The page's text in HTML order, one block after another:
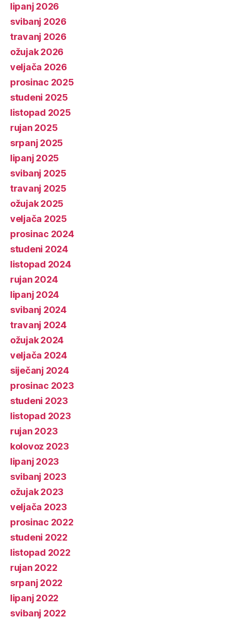
lipanj 2026
svibanj 2026
travanj 2026
ožujak 2026
veljača 2026
prosinac 2025
studeni 2025
listopad 2025
rujan 2025
srpanj 2025
lipanj 2025
svibanj 2025
travanj 2025
ožujak 2025
veljača 2025
prosinac 2024
studeni 2024
listopad 2024
rujan 2024
lipanj 2024
svibanj 2024
travanj 2024
ožujak 2024
veljača 2024
siječanj 2024
prosinac 2023
studeni 2023
listopad 2023
rujan 2023
kolovoz 2023
lipanj 2023
svibanj 2023
ožujak 2023
veljača 2023
prosinac 2022
studeni 2022
listopad 2022
rujan 2022
srpanj 2022
lipanj 2022
svibanj 2022